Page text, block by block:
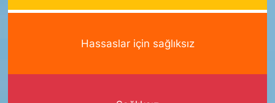
Hassaslar için sağlıksız